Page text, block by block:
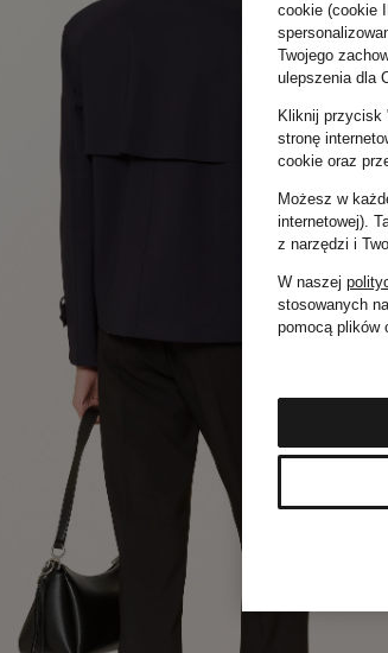
cookie (cookie
Twojego
ulepszenia dla
Kliknij przycisk
stronę
cookie oraz
Możesz w
internetowej).
z narzędzi i
W naszej
stosowanych
pomocą plików